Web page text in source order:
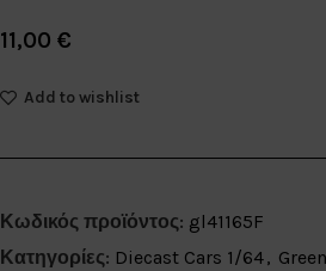
11,00 €
Add to wishlist
Κωδικός προϊόντος: gl41165F
Κατηγορίες: Diecast Cars 1/64,